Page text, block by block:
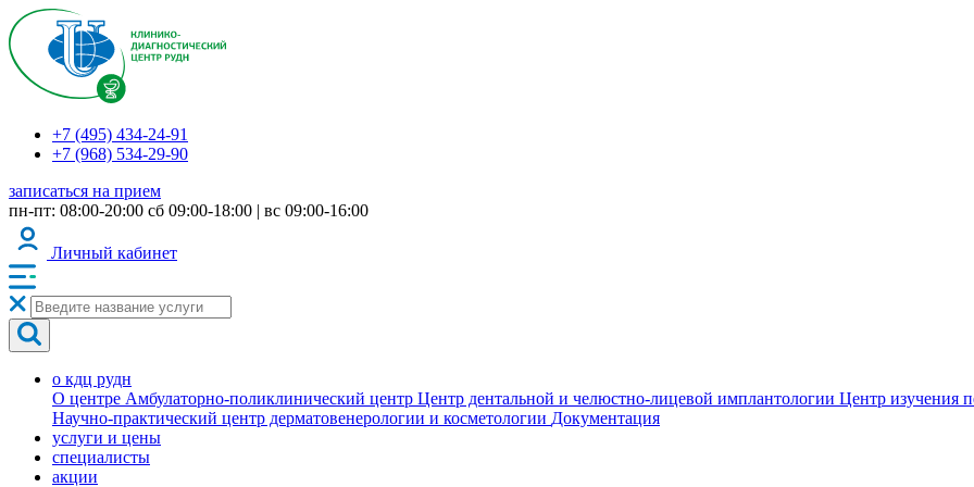
+7 (495) 434-24-91
+7 (968) 534-29-90
записаться на прием
пн-пт: 08:00-20:00 сб 09:00-18:00 | вс 09:00-16:00
Личный кабинет
о кдц рудн
О центре Амбулаторно-поликлинический центр Центр дентальной и челюстно-лицевой имплантологии Центр изучения
Научно-практический центр дерматовенерологии и косметологии Документация
услуги и цены
специалисты
акции